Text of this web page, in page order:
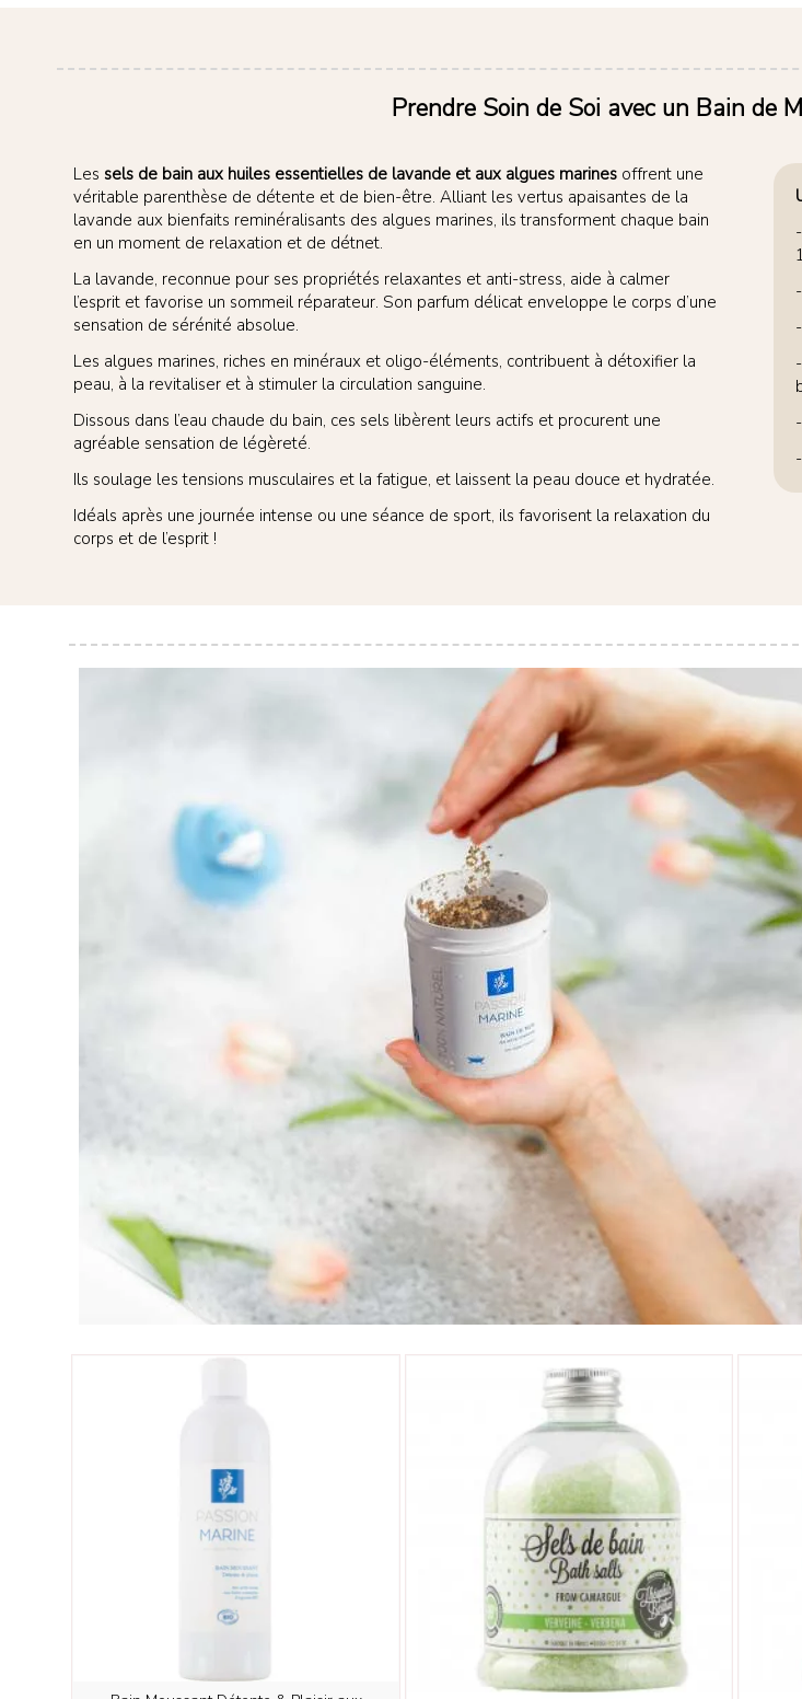
Prendre Soin de Soi avec un Bain de
Les sels de bain aux huiles essentielles de lavande et aux algues marines offrent une
véritable parenthèse de détente et de bien-être. Alliant les vertus apaisantes de la
lavande aux bienfaits reminéralisants des algues marines, ils transforment chaque bain
en un moment de relaxation et de détnet.
La lavande, reconnue pour ses propriétés relaxantes et anti-stress, aide à calmer
l’esprit et favorise un sommeil réparateur. Son parfum délicat enveloppe le corps d’une
sensation de sérénité absolue.
Les algues marines, riches en minéraux et oligo-éléments, contribuent à détoxifier la
peau, à la revitaliser et à stimuler la circulation sanguine.
Dissous dans l’eau chaude du bain, ces sels libèrent leurs actifs et procurent une
agréable sensation de légèreté.
Ils soulage les tensions musculaires et la fatigue, et laissent la peau douce et hydratée.
Idéals après une journée intense ou une séance de sport, ils favorisent la relaxation du
corps et de l’esprit !